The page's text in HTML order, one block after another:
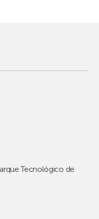
Tecnológico de